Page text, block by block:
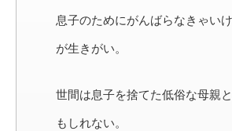
息子のためにがんばらなきゃい
が生きがい。
世間は息子を捨てた低俗な母親
もしれない。